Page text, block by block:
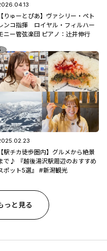
【りゅーとぴあ】ヴァシリー・ペト
ンコ指揮 ロイヤル・フィルハー
ニー管弦楽団 ピアノ：辻󠄀井伸行
【駅チカ徒歩圏内】グルメから絶景
で♪ 『越後湯沢駅周辺のおすすめ
ポット5選』 #新潟観光
っと見る